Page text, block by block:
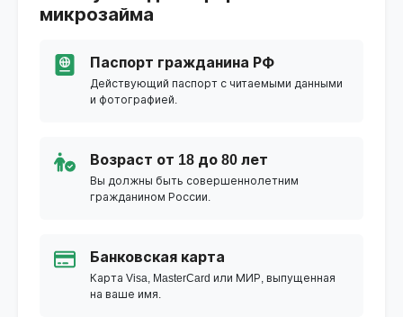
микрозайма
Паспорт гражданина РФ
Действующий паспорт с читаемыми данными
и фотографией.
Возраст от 18 до 80 лет
Вы должны быть совершеннолетним
гражданином России.
Банковская карта
Карта Visa, MasterCard или МИР, выпущенная
на ваше имя.